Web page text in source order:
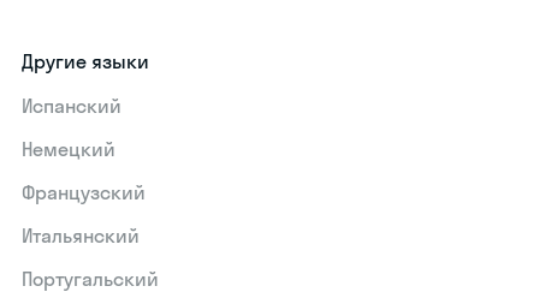
Другие языки
Испанский
Немецкий
Французский
Итальянский
Португальский